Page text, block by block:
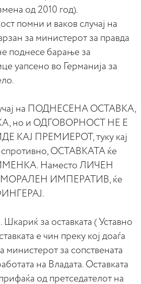
од 2010 год).
помни и ваков случај на
за министерот за правда
поднесе барање за
уапсено во Германија за
на ПОДНЕСЕНА ОСТАВКА,
но и ОДГОВОРНОСТ НЕ Е
КАЈ ПРЕМИЕРОТ, туку кај
спротивно, ОСТАВКАТА ќе
Наместо ЛИЧЕН
МОРАЛЕН ИМПЕРАТИВ, ќе
за оставката ( Уставно
е чин преку кој доаѓа
министерот за сопствената
на Владата. Оставката
од претседателот на